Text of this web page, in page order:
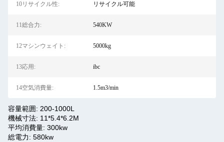
10リサイクル性: リサイクル可能
11総合力: 540KW
12マシンウェイト: 5000kg
13応用: ibc
14空気消費量: 1.5m3/min
容量範囲: 200-1000L
機械寸法: 11*5.4*6.2M
平均消費量: 300kw
総電力: 580kw